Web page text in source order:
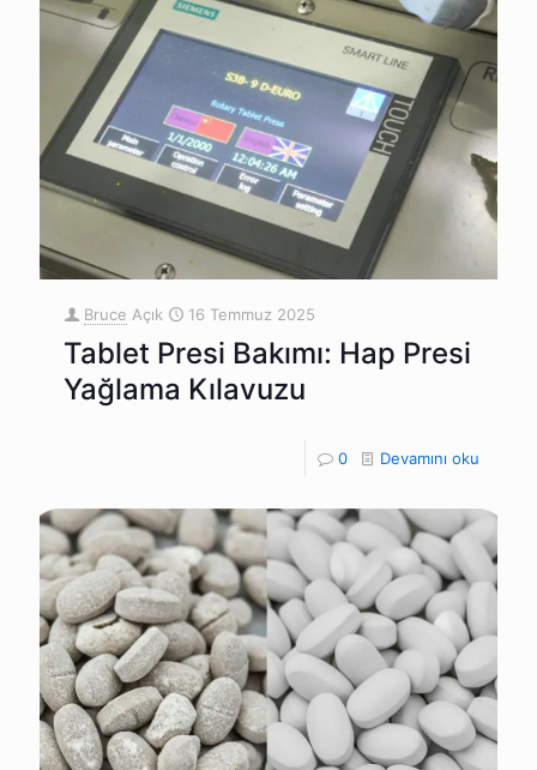
Bruce Açık 16 Temmuz 2025
Tablet Presi Bakımı: Hap Presi
Yağlama Kılavuzu
0 Devamını oku